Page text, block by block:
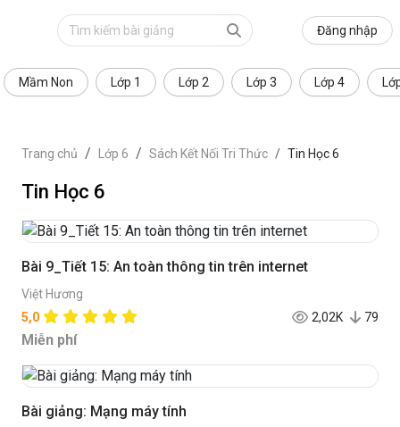
Đăng nhập
Mầm Non Lớp 1 Lớp 2 Lớp 3 Lớp 4
Trang chủ Lớp 6 Sách Kết Nối Tri Thức Tin Học 6
Tin Học 6
Bài 9_Tiết 15: An toàn thông tin trên internet
Việt Hương
5,0
2,02K 79
Miễn phí
Bài giảng: Mạng máy tính